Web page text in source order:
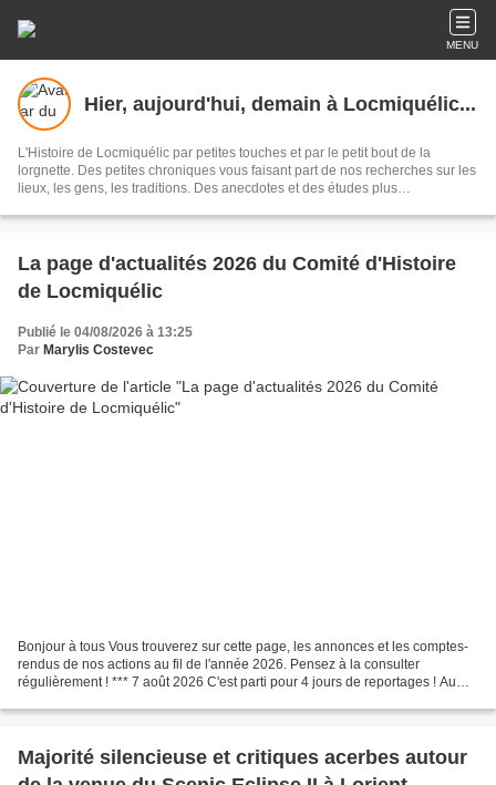
MENU
Hier, aujourd'hui, demain à Locmiquélic...
L'Histoire de Locmiquélic par petites touches et par le petit bout de la
lorgnette. Des petites chroniques vous faisant part de nos recherches sur les
lieux, les gens, les traditions. Des anecdotes et des études plus
les jours, un regard sur l'actualité et des annonces d'événements ...
La page d'actualités 2026 du Comité d'Histoire
de Locmiquélic
Publié le 04/08/2026 à 13:25
Par Marylis Costevec
Bonjour à tous Vous trouverez sur cette page, les annonces et les comptes-
rendus de nos actions au fil de l'année 2026. Pensez à la consulter
régulièrement ! *** 7 août 2026 C'est parti pour 4 jours de reportages ! Au
Majorité silencieuse et critiques acerbes autour